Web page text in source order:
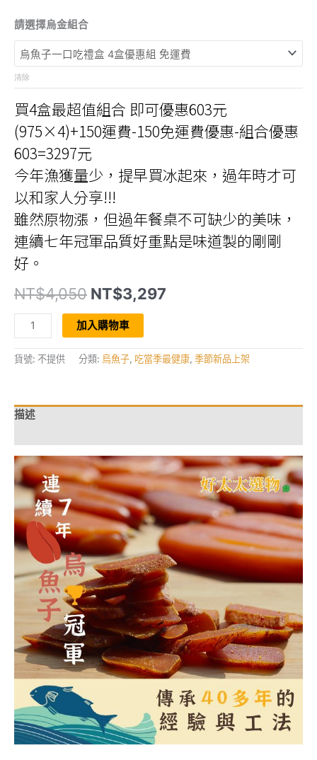
請選擇烏金組合
清除
買4盒最超值組合 即可優惠603元
(975×4)+150運費-150免運費優惠-組合優惠
603=3297元
今年漁獲量少，提早買冰起來，過年時才可
以和家人分享!!!
雖然原物漲，但過年餐桌不可缺少的美味，
連續七年冠軍品質好重點是味道製的剛剛
好。
NT$4,050 原
始
價
格：
NT$4,050。
NT$3,297
【七
烏
金】-
北
港
信
烏
一
口
吃
禮
盒
組
合
數
量
加入購物車
貨號: 不提供 分類: 烏魚子, 吃當季最健康, 季節新品上架
描述